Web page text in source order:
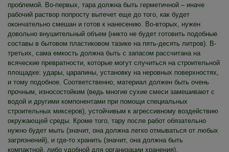
проблемой. Во-первых, тара должна быть герметичной – иначе
рабочий раствор попросту вытечет еще до того, как будет
окончательно смешан и готов к нанесению. Во-вторых, нужен
довольно внушительный объем (никто не будет готовить подобные
составы в бытовом пластиковом тазике на пять-десять литров). В-
третьих, сама емкость должна быть с запасом рассчитана на
всяческие превратности, которые могут случиться на строительной
площадке: удары, царапины, установку на неровных поверхностях,
и тому подобное. Соответственно, материал должен быть очень
прочным, износостойким (ведь многие сухие смеси замешивают с
водой и другими компонентами при помощи специальных
строительных миксеров), устойчивым к агрессивному воздействию
окружающей среды. Кроме того, тару после работ обязательно
нужно будет мыть (значит, она должна легко отмываться от любых
загрязнений), и где-то хранить (значит, она должна быть
компактной, либо удобной для организации хранения).